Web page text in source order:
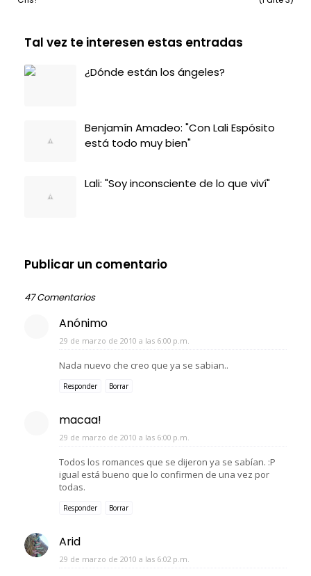
Tal vez te interesen estas entradas
¿Dónde están los ángeles?
Benjamín Amadeo: "Con Lali Espósito
está todo muy bien"
Lali: "Soy inconsciente de lo que viví"
Publicar un comentario
47 Comentarios
Anónimo
29 de marzo de 2010 a las 6:00 p.m.
Nada nuevo che creo que ya se sabian..
Responder Borrar
macaa!
29 de marzo de 2010 a las 6:00 p.m.
Todos los romances que se dijeron ya se sabían. :P
igual está bueno que lo confirmen de una vez por
todas.
Responder Borrar
Arid
29 de marzo de 2010 a las 6:02 p.m.